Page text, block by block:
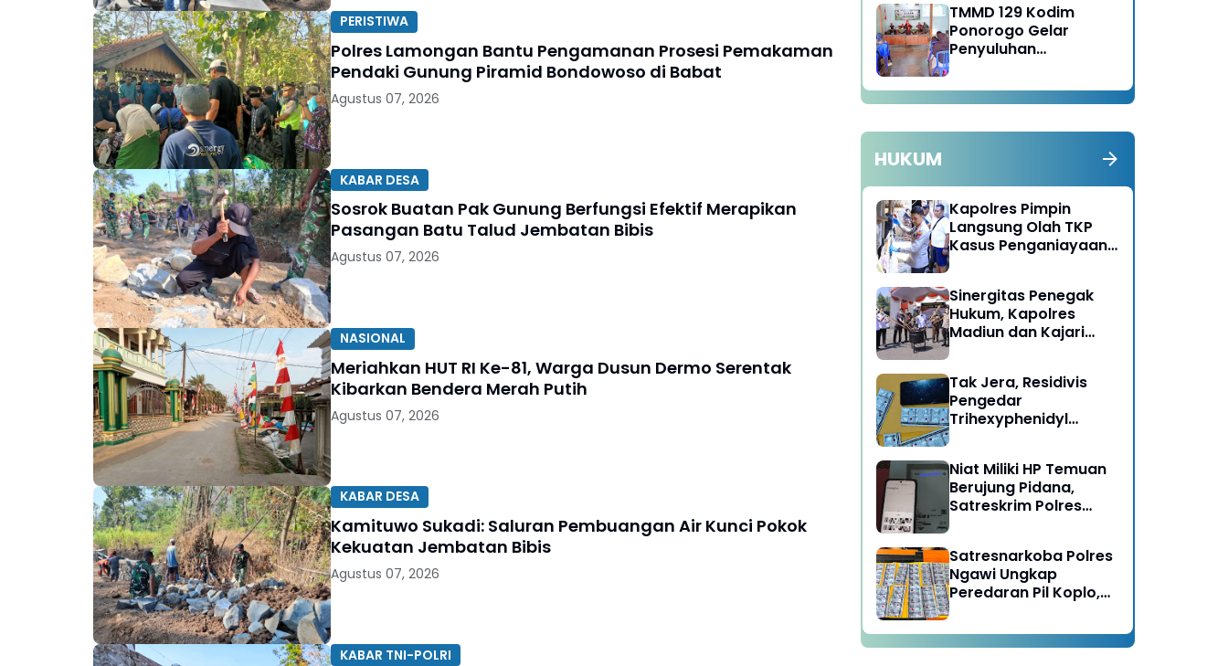
PERISTIWA
Polres Lamongan Bantu Pengamanan Prosesi Pemakaman
Pendaki Gunung Piramid Bondowoso di Babat
Agustus 07, 2026
KABAR DESA
Sosrok Buatan Pak Gunung Berfungsi Efektif Merapikan
Pasangan Batu Talud Jembatan Bibis
Agustus 07, 2026
NASIONAL
Meriahkan HUT RI Ke-81, Warga Dusun Dermo Serentak
Kibarkan Bendera Merah Putih
Agustus 07, 2026
KABAR DESA
Kamituwo Sukadi: Saluran Pembuangan Air Kunci Pokok
Kekuatan Jembatan Bibis
Agustus 07, 2026
KABAR TNI-POLRI
Jalan
TMMD 129 Kodim
Ponorogo Gelar
Penyuluhan
HUKUM
Kapolres Pimpin
Langsung Olah TKP
Kasus Penganiayaan
Ngawi
Sinergitas Penegak
Hukum, Kapolres
Madiun dan Kajari
Umum
Tak Jera, Residivis
Pengedar
Trihexyphenidyl
Ngawi
Niat Miliki HP Temuan
Berujung Pidana,
Satreskrim Polres
Satresnarkoba Polres
Ngawi Ungkap
Peredaran Pil Koplo,
Diamankan